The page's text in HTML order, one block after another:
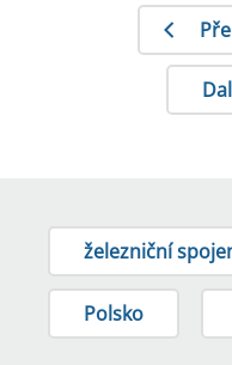
železniční
Polsko